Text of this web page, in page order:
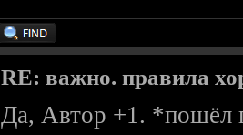
RE: важно. правила
Да, Автор +1. *пошёл